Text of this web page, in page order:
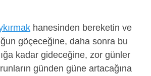
hanesinden bereketin ve
göçeceğine, daha sonra bu
kadar gideceğine, zor günler
günden güne artacağına